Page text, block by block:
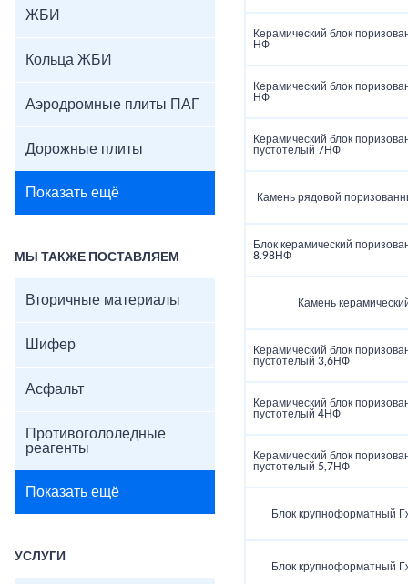
ЖБИ
Кольца ЖБИ
Аэродромные плиты ПАГ
Дорожные плиты
Показать ещё
МЫ ТАКЖЕ ПОСТАВЛЯЕМ
Вторичные материалы
Шифер
Асфальт
Противогололедные
реагенты
Показать ещё
УСЛУГИ
Керамический блок
НФ
Керамический блок
НФ
Керамический блок
пустотелый 7НФ
Камень рядовой
Блок керамический
8.98НФ
Камень
Керамический блок
пустотелый 3,6НФ
Керамический блок
пустотелый 4НФ
Керамический блок
пустотелый 5,7НФ
Блок крупноформатный
Блок крупноформатный